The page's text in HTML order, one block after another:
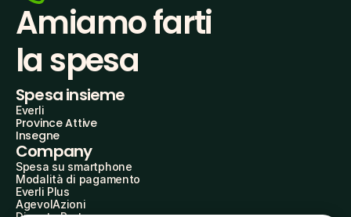
Amiamo farti
la spesa
Spesa insieme
Everli
Province Attive
Insegne
Company
Spesa su smartphone
Modalità di pagamento
Everli Plus
AgevolAzioni